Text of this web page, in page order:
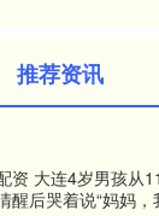
推荐资讯
资 大连4岁男孩从
醒后哭着说“妈妈